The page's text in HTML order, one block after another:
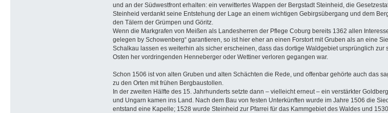
und an der Südwestfront erhalten: ein verwittertes Wappen der Bergstadt Steinheid, die
Steinheid verdankt seine Entstehung der Lage an einem wichtigen Gebirgsübergang und dem
den Tälern der Grümpen und Göritz.
Wenn die Markgrafen von Meißen als Landesherren der Pflege Coburg bereits 1362 allen
gelegen by Schowenberg“ garantieren, so ist hier eher an einen Forstort mit Gruben als an eine
Schalkau lassen es weiterhin als sicher erscheinen, dass das dortige Waldgebiet ursprünglich
Osten her vordringenden Henneberger oder Wettiner verloren gegangen war.
Schon 1506 ist von alten Gruben und alten Schächten die Rede, und offenbar gehörte auch das
zu den Orten mit frühen Bergbaustollen.
In der zweiten Hälfte des 15. Jahrhunderts setzte dann – vielleicht erneut – ein verstärkter
und Ungarn kamen ins Land. Nach dem Bau von festen Unterkünften wurde im Jahre 1506 die
entstand eine Kapelle; 1528 wurde Steinheid zur Pfarrei für das Kammgebiet des Waldes und